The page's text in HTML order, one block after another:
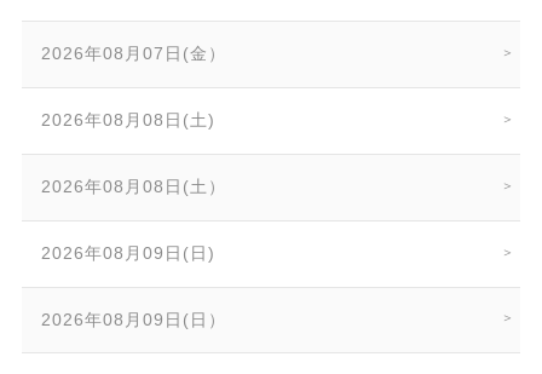
2026年08月07日(金）
2026年08月08日(土)
2026年08月08日(土）
2026年08月09日(日)
2026年08月09日(日）